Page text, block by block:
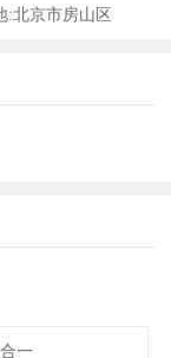
:北京市房山区
一